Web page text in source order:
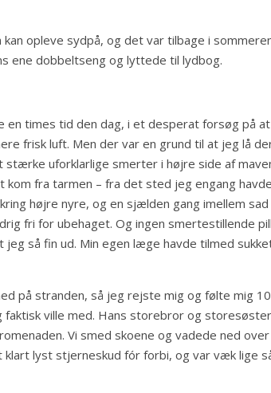
opleve sydpå, og det var tilbage i
ene dobbeltseng og lyttede til lydbog.
times tid den dag, i et desperat forsøg på at
frisk luft. Men der var en grund til at jeg lå
uforklarlige smerter i højre side af
fra tarmen – fra det sted jeg engang
højre nyre, og en sjælden gang imellem
fri for ubehaget. Og ingen smertestillende
så fin ud. Min egen læge havde tilmed
på stranden, så jeg rejste mig og følte mig
ville med. Hans storebror og
Vi smed skoene og vadede ned
lyst stjerneskud fór forbi, og var væk lige